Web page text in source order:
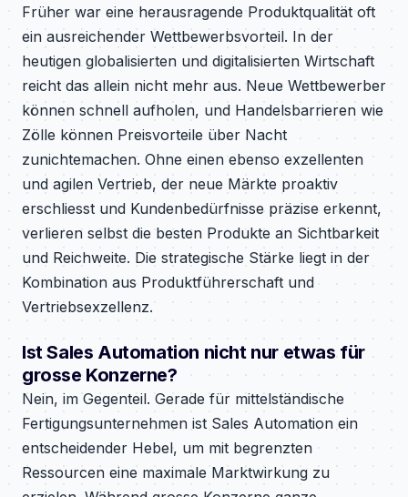
Früher war eine herausragende Produktqualität oft
ein ausreichender Wettbewerbsvorteil. In der
heutigen globalisierten und digitalisierten Wirtschaft
reicht das allein nicht mehr aus. Neue Wettbewerber
können schnell aufholen, und Handelsbarrieren wie
Zölle können Preisvorteile über Nacht
zunichtemachen. Ohne einen ebenso exzellenten
und agilen Vertrieb, der neue Märkte proaktiv
erschliesst und Kundenbedürfnisse präzise erkennt,
verlieren selbst die besten Produkte an Sichtbarkeit
und Reichweite. Die strategische Stärke liegt in der
Kombination aus Produktführerschaft und
Vertriebsexzellenz.
Ist Sales Automation nicht nur etwas für
grosse Konzerne?
Nein, im Gegenteil. Gerade für mittelständische
Fertigungsunternehmen ist Sales Automation ein
entscheidender Hebel, um mit begrenzten
Ressourcen eine maximale Marktwirkung zu